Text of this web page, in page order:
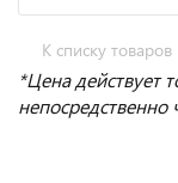
К списку товаров
*Цена действует
непосредственно